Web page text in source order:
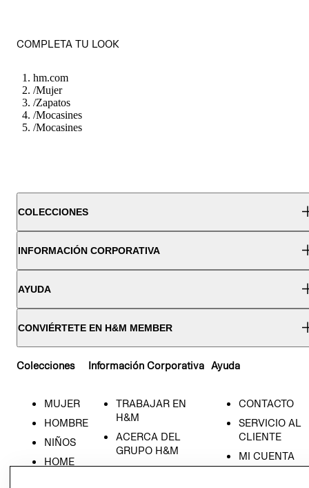
COMPLETA TU LOOK
hm.com
/Mujer
/Zapatos
/Mocasines
/Mocasines
COLECCIONES
INFORMACIÓN CORPORATIVA
AYUDA
CONVIÉRTETE EN H&M MEMBER
Colecciones
MUJER
HOMBRE
NIÑOS
HOME
Información Corporativa
TRABAJAR EN
H&M
ACERCA DEL
GRUPO H&M
RESPONSABILIDAD
Ayuda
CONTACTO
SERVICIO AL
CLIENTE
MI CUENTA